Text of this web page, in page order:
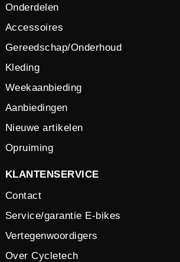
Onderdelen
Accessoires
Gereedschap/Onderhoud
Kleding
Weekaanbieding
Aanbiedingen
Nieuwe artikelen
Opruiming
KLANTENSERVICE
Contact
Service/garantie E-bikes
Vertegenwoordigers
Over Cycletech